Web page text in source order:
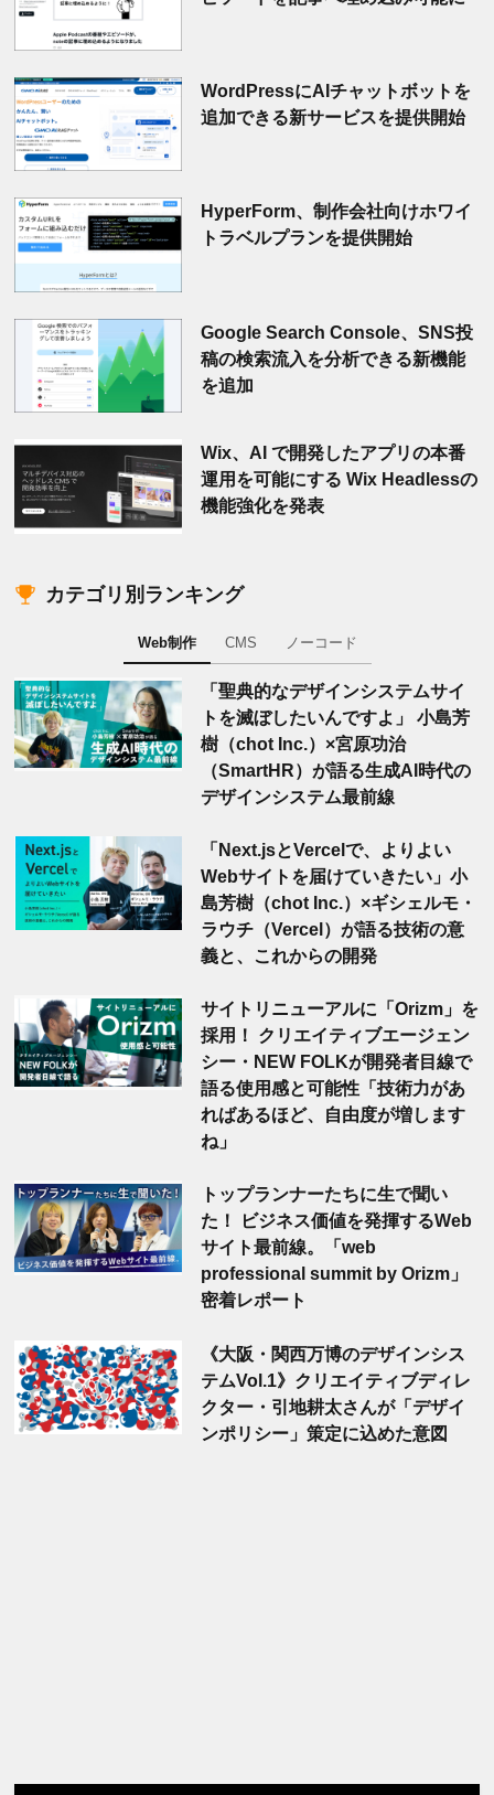
WordPressにAIチャットボットを
追加できる新サービスを提供開始
HyperForm、制作会社向けホワイ
トラベルプランを提供開始
Google Search Console、SNS投
稿の検索流入を分析できる新機能
を追加
Wix、AI で開発したアプリの本番
運用を可能にする Wix Headlessの
機能強化を発表
カテゴリ別ランキング
Web制作 CMS ノーコード
「聖典的なデザインシステムサイ
トを滅ぼしたいんですよ」 小島芳
樹（chot Inc.）×宮原功治
（SmartHR）が語る生成AI時代の
デザインシステム最前線
「Next.jsとVercelで、よりよい
Webサイトを届けていきたい」小
島芳樹（chot Inc.）×ギシェルモ・
ラウチ（Vercel）が語る技術の意
義と、これからの開発
サイトリニューアルに「Orizm」を
採用！ クリエイティブエージェン
シー・NEW FOLKが開発者目線で
語る使用感と可能性「技術力があ
ればあるほど、自由度が増します
ね」
トップランナーたちに生で聞い
た！ ビジネス価値を発揮するWeb
サイト最前線。「web
professional summit by Orizm」
密着レポート
《大阪・関西万博のデザインシス
テムVol.1》クリエイティブディレ
クター・引地耕太さんが「デザイ
ンポリシー」策定に込めた意図